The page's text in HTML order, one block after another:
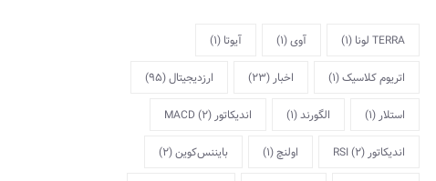
TERRA لونا (1) آوی(1) آیوتا (1)
اتریوم کلاسیک(1) اخبار (23) ارزدیجیتال(95)
استلار (1) الگورند(1) اندیکاتور MACD (2)
اندیکاتور RSI (2) اولنچ(1) بایننس‌کوین(2)